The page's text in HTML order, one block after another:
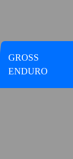
GROSS E
NDURO